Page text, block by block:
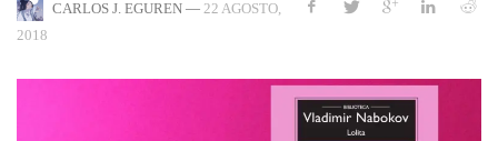
CARLOS J. EGUREN — 22 AGOSTO,
2018